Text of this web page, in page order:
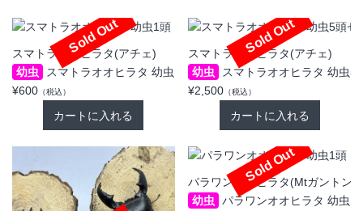
Sold Out
スマトラオオヒラタ(アチェ)
幼虫
スマトラオオヒラタ 幼虫1頭
¥600 （税込）
Sold Out
スマトラオオヒラタ(アチェ)
幼虫
スマトラオオヒラタ 幼虫5
¥2,500 （税込）
Sold Out
パラワンオオヒラタ(Mtガントン)
幼虫
パラワンオオヒラタ 幼虫1